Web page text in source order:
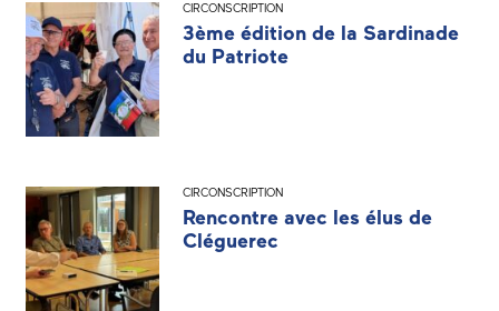
CIRCONSCRIPTION
3ème édition de la Sardinade
du Patriote
CIRCONSCRIPTION
Rencontre avec les élus de
Cléguerec